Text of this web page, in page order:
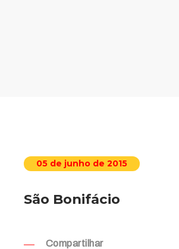
05 de junho de 2015
São Bonifácio
Compartilhar